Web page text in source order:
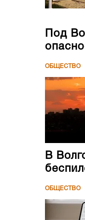
Под
ОБЩЕСТВО
В
ОБЩЕСТВО